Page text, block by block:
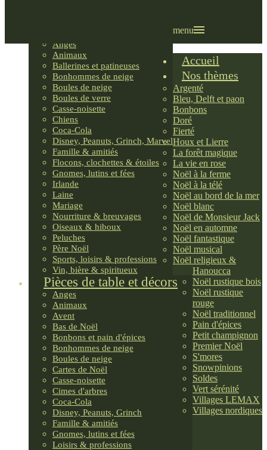
Anges
Animaux
Ballerines et patineuses
Bonhommes de neige
Boules de neige
Boules de verre
Casse-noisette
Chiens
Coca-Cola
Disney, Peanuts, Grinch, Marvel
Famille & amitiés
Flocons, clochettes & étoiles
Gnomes, lutins et fées
Irlande
Laine
Mariage
Nourriture & breuvages
Oiseaux & hiboux
Peluches
Père Noël
Sports, loisirs & professions
Vin, bière & spiritueux
Pièces de table et décors
Anges
Animaux
Avent
Bas de Noël
Bonbons et pain d'épices
Bonhommes de neige
Boules de neige
Cartes de Noël
Casse-noisette
Cimes d'arbres
Coca-Cola
Disney, Peanuts, Grinch
Famille & amitiés
Gnomes, lutins et fées
Loisirs & professions
menu
Accueil
Nos thèmes
Argenté
Bleu, Delft et paon
Bonbons
Doré
Fierté
Houx et Lierre
La forêt magique
La vie en rose
Noël à la ferme
Noël à la télé
Noël au bord de la mer
Noël blanc
Noël de Monsieur Jack
Noël en automne
Noël fantastique
Noël musical
Noël religieux &
Hanoucca
Noël rustique bois
Noël rustique
rouge
Noël traditionnel
Pain d'épices
Petit champignon
Premier Noël
S'mores
Snowpinions
Soldes
Vert sérénité
Villages LEMAX
Villages nordiques